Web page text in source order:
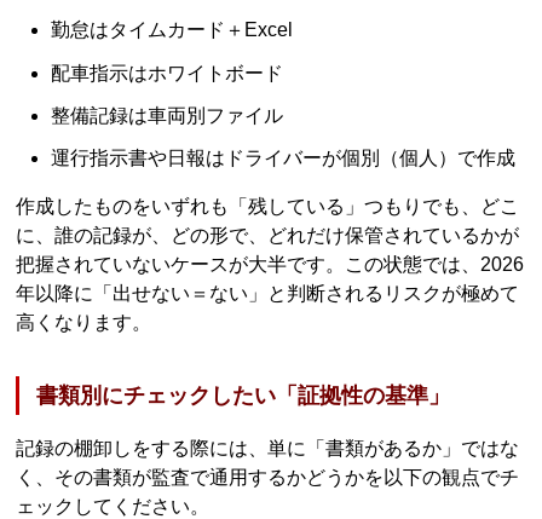
勤怠はタイムカード＋Excel
配車指示はホワイトボード
整備記録は車両別ファイル
運行指示書や日報はドライバーが個別（個人）で作成
作成したものをいずれも「残している」つもりでも、どこ
に、誰の記録が、どの形で、どれだけ保管されているかが
把握されていないケースが大半です。この状態では、2026
年以降に「出せない＝ない」と判断されるリスクが極めて
高くなります。
書類別にチェックしたい「証拠性の基準」
記録の棚卸しをする際には、単に「書類があるか」ではな
く、その書類が監査で通用するかどうかを以下の観点でチ
ェックしてください。